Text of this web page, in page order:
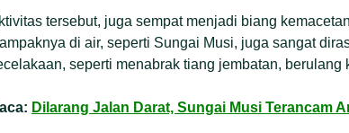
tersebut, juga sempat menjadi biang
di air, seperti Sungai Musi, juga sangat
seperti menabrak tiang jembatan, berulang
Dilarang Jalan Darat, Sungai Musi Terancam